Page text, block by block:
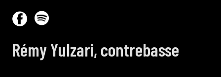
Rémy Yulzari, contrebasse